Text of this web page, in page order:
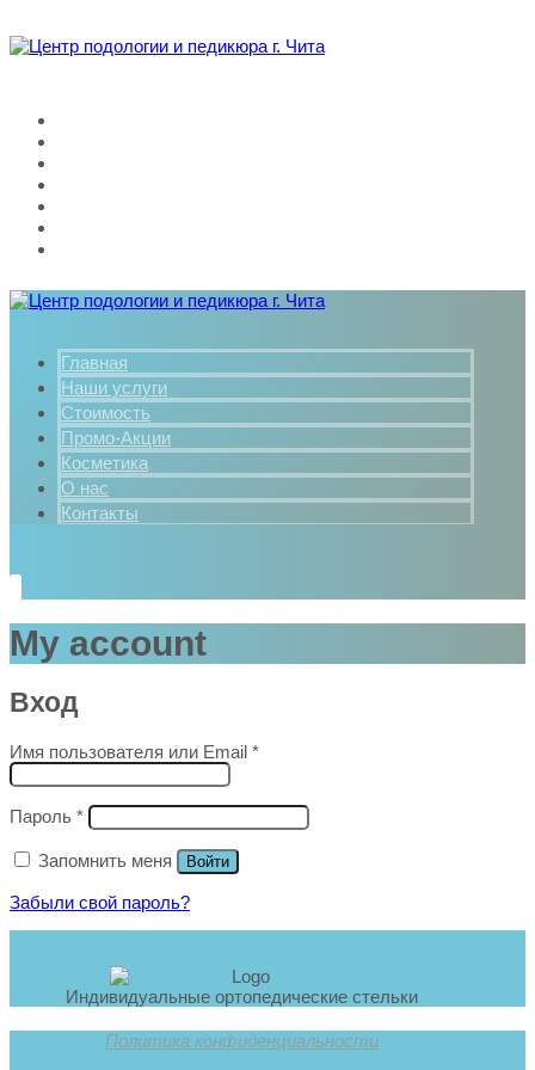
Главная
Наши услуги
Стоимость
Промо-Акции
Косметика
О нас
Контакты
My account
Вход
Имя пользователя или Email *Обязательно
Пароль *Обязательно
Запомнить меня Войти
Забыли свой пароль?
Индивидуальные ортопедические стельки
Политика конфиденциальности